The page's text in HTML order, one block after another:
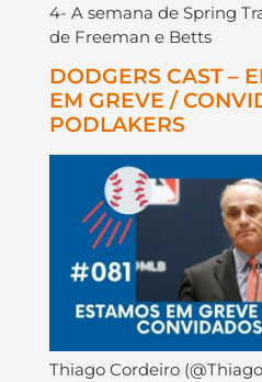
4- A semana de Spring
de Freeman e Betts
DODGERS CAST –
EM GREVE /
PODLAKERS
Thiago Cordeiro